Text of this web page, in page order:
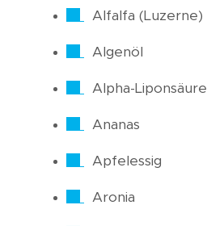
Alfalfa (Luzerne)
Algenöl
Alpha-Liponsäure
Ananas
Apfelessig
Aronia